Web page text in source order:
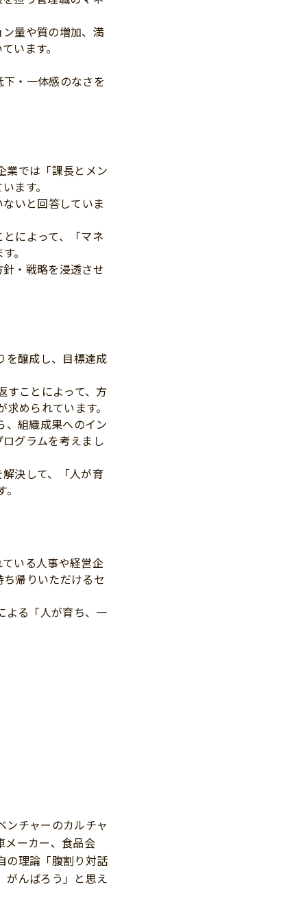
量や質の増加、満
います。
・一体感のなさを
業では「課長とメン
ます。
いと回答していま
によって、「マネ
。
・戦略を浸透させ
を醸成し、目標達成
すことによって、方
められています。
、組織成果へのイン
グラムを考えまし
決して、「人が育
いる人事や経営企
帰りいただけるセ
よる「人が育ち、一
ンチャーのカルチャ
メーカー、食品会
の理論「腹割り対話
がんばろう」と思え